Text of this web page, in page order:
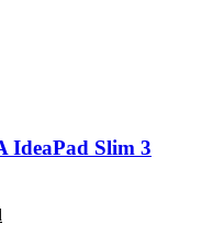
IdeaPad Slim 3